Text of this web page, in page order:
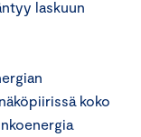
laskuun
koko